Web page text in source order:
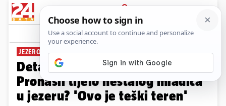
PRIJAVA
News Komentari
JEZERO PETNJA
Detalji tragedije kod Sl. Broda:
Pronašli tijelo nestalog mladića
u jezeru? 'Ovo je teški teren'